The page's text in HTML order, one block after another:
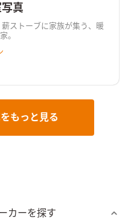
真
ストーブに家族が集う、暖
。
もっと見る
カーを探す